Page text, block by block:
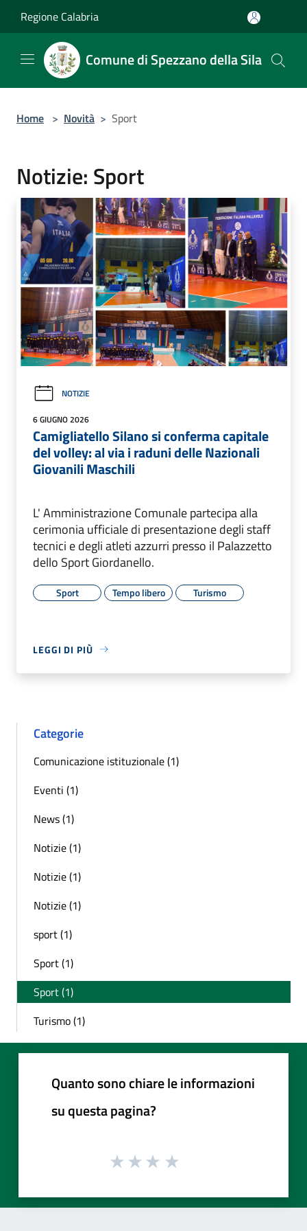
Regione Calabria
Comune di Spezzano della Sila
Home > Novità > Sport
Notizie: Sport
NOTIZIE
6 GIUGNO 2026
Camigliatello Silano si conferma capitale
del volley: al via i raduni delle Nazionali
Giovanili Maschili
L' Amministrazione Comunale partecipa alla
cerimonia ufficiale di presentazione degli staff
tecnici e degli atleti azzurri presso il Palazzetto
dello Sport Giordanello.
Sport Tempo libero Turismo
LEGGI DI PIÙ
Categorie
Comunicazione istituzionale (1)
Eventi (1)
News (1)
Notizie (1)
Notizie (1)
Notizie (1)
sport (1)
Sport (1)
Sport (1)
Turismo (1)
Quanto sono chiare le informazioni
su questa pagina?